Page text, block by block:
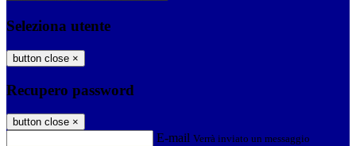
Seleziona utente
button close ×
Recupero password
button close ×
E-mail Verrà inviato un messaggio